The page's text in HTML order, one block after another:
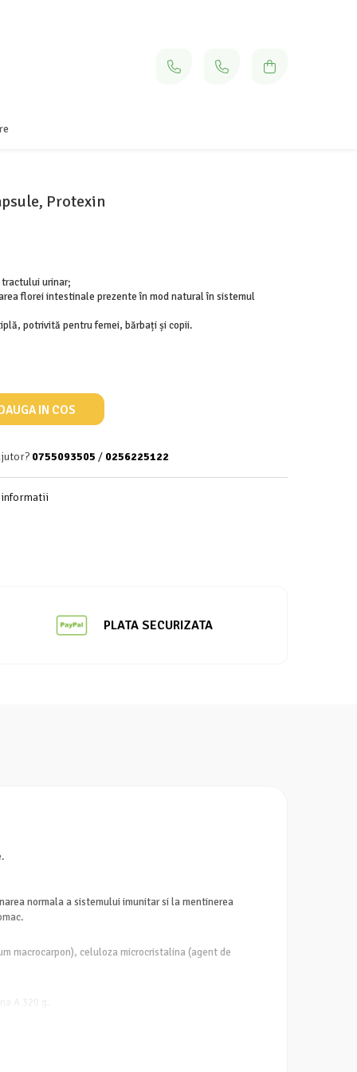
Protexin
urinar;
florei intestinale prezente în mod natural în sistemul
potrivită pentru femei, bărbați și copii.
IN COS
0755093505 / 0256225122
informatii
PLATA SECURIZATA
normala a sistemului imunitar si la mentinerea
macrocarpon), celuloza microcristalina (agent de